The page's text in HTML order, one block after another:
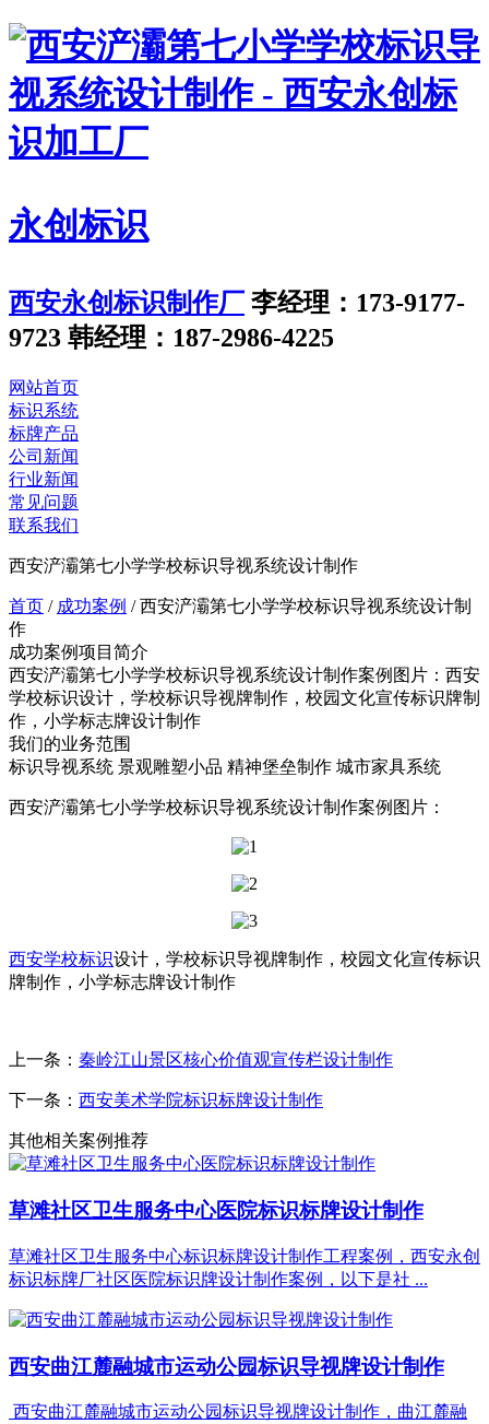
永创标识
西安永创标识制作厂 李经理：173-9177-
9723 韩经理：187-2986-4225
网站首页
标识系统
标牌产品
公司新闻
行业新闻
常见问题
联系我们
西安浐灞第七小学学校标识导视系统设计制作
首页 / 成功案例 /西安浐灞第七小学学校标识导视系统设计制
作
成功案例项目简介
西安浐灞第七小学学校标识导视系统设计制作案例图片：西安
学校标识设计，学校标识导视牌制作，校园文化宣传标识牌制
作，小学标志牌设计制作
我们的业务范围
标识导视系统 景观雕塑小品 精神堡垒制作 城市家具系统
西安浐灞第七小学学校标识导视系统设计制作案例图片：
西安学校标识设计，学校标识导视牌制作，校园文化宣传标识
牌制作，小学标志牌设计制作
上一条： 秦岭江山景区核心价值观宣传栏设计制作
下一条： 西安美术学院标识标牌设计制作
其他相关案例推荐
草滩社区卫生服务中心医院标识标牌设计制作
草滩社区卫生服务中心标识标牌设计制作工程案例，西安永创
标识标牌厂社区医院标识牌设计制作案例，以下是社 ...
西安曲江麓融城市运动公园标识导视牌设计制作
西安曲江麓融城市运动公园标识导视牌设计制作，曲江麓融